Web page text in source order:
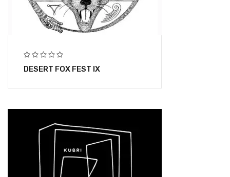
DESERT FOX FEST IX